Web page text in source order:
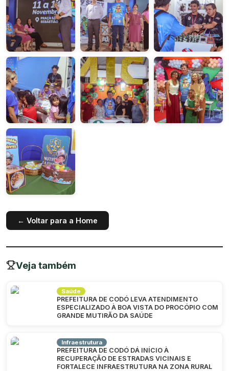
← Voltar para a Home
Veja também
Saúde
PREFEITURA DE CODÓ LEVA ATENDIMENTO
ESPECIALIZADO À BOA VISTA DO PROCÓPIO COM
GRANDE MUTIRÃO DA SAÚDE
Infraestrutura
PREFEITURA DE CODÓ DÁ INÍCIO À
RECUPERAÇÃO DE ESTRADAS VICINAIS E
FORTALECE INFRAESTRUTURA NA ZONA RURAL